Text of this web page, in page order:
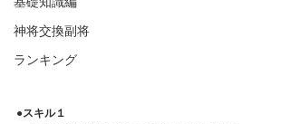
基礎知識編
神将交換副将
ランキング
●スキル１